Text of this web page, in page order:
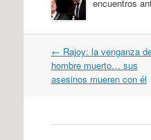
encuentros
Navegación
por
artículos
← Rajoy: la venganza
hombre muerto… sus
asesinos mueren con él